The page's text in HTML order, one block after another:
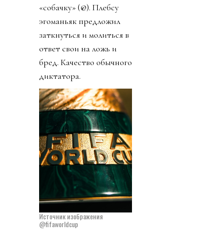
«собачку» (@). Плебсу
эгоманьяк предложил
заткнуться и молиться в
ответ свои на ложь и
бред. Качество обычного
диктатора.
Источник изображения
@fifaworldcup